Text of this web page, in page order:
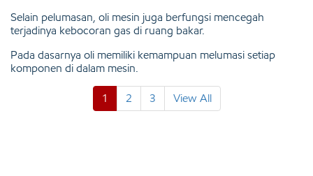
Selain pelumasan, oli mesin juga berfungsi mencegah
terjadinya kebocoran gas di ruang bakar.
Pada dasarnya oli memiliki kemampuan melumasi setiap
komponen di dalam mesin.
1 2 3 View All